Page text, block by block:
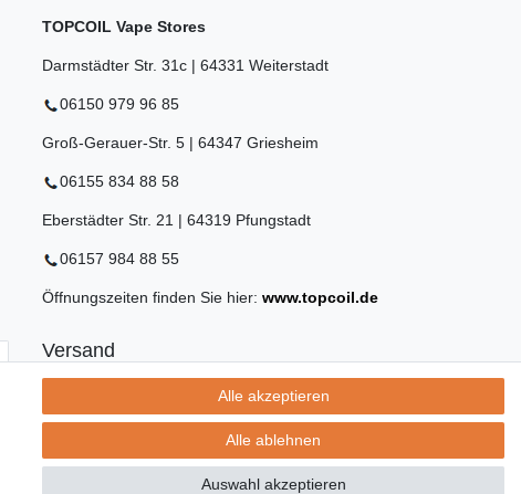
TOPCOIL Vape Stores
Darmstädter Str. 31c | 64331 Weiterstadt
06150 979 96 85
Groß-Gerauer-Str. 5 | 64347 Griesheim
06155 834 88 58
Eberstädter Str. 21 | 64319 Pfungstadt
06157 984 88 55
Öffnungszeiten finden Sie hier: www.topcoil.de
Versand
Versandinformation
- kostenfrei ab 39€ Warenwert
- nur innerhalb Deutschlands
Alle akzeptieren
Alle ablehnen
Auswahl akzeptieren